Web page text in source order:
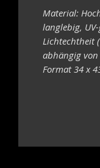
Material:
langlebig,
Lichtechtheit
abhängig
Format 34 x